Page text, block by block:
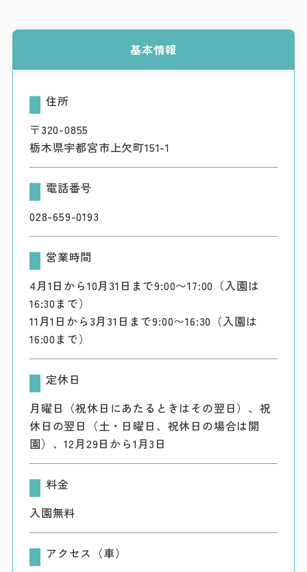
基本情報
住所
〒320-0855
栃木県宇都宮市上欠町151-1
電話番号
028-659-0193
営業時間
4月1日から10月31日まで9:00〜17:00（入園は
16:30まで）
11月1日から3月31日まで9:00〜16:30（入園は
16:00まで）
定休日
月曜日（祝休日にあたるときはその翌日）、祝
休日の翌日（土・日曜日、祝休日の場合は開
園）、12月29日から1月3日
料金
入園無料
アクセス（車）